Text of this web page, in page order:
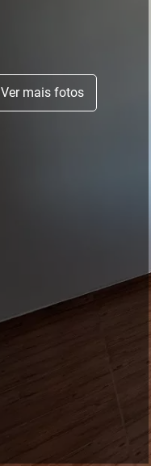
Ver mais fotos